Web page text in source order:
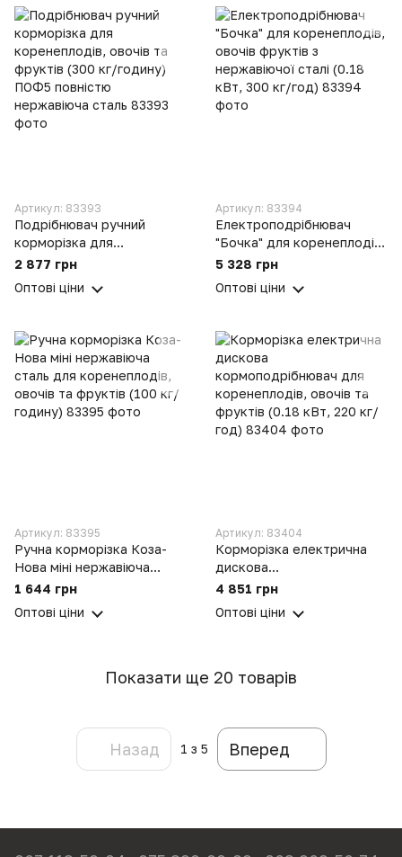
Артикул: 83393
Подрібнювач ручний
корморізка для
коренеплодів, овочів та
ПОФ5 повністю
2 877 грн
Оптові ціни
Артикул: 83394
Електроподрібнювач
"Бочка" для коренеплодів,
овочів фруктів з
кВт, 300 кг/год)
5 328 грн
Оптові ціни
Артикул: 83395
Ручна корморізка Коза-
Нова міні нержавіюча
сталь для коренеплодів,
годину)
1 644 грн
Оптові ціни
Артикул: 83404
Корморізка електрична
дискова
кормоподрібнювач для
фруктів (0.18 кВт, 220 кг/
4 851 грн
Оптові ціни
Показати ще 20 товарів
Назад 1 з 5 Вперед